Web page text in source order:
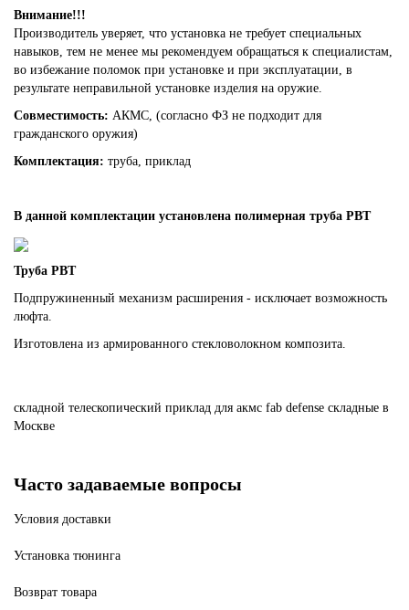
Внимание!!!
Производитель уверяет, что установка не требует специальных
навыков, тем не менее мы рекомендуем обращаться к специалистам,
во избежание поломок при установке и при эксплуатации, в
результате неправильной установке изделия на оружие.
Совместимость: АКМС, (согласно ФЗ не подходит для
гражданского оружия)
Комплектация: труба, приклад
В данной комплектации установлена полимерная труба PBT
Труба PBT
Подпружиненный механизм расширения - исключает возможность
люфта.
Изготовлена из армированного стекловолокном композита.
складной телескопический приклад для акмс fab defense складные в
Москве
Часто задаваемые вопросы
Условия доставки
Установка тюнинга
Возврат товара